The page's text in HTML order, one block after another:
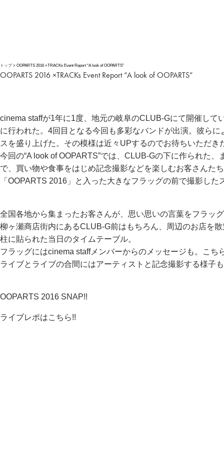
トップ OOPARTS 2016 ×TRACKs Event Report “A look of OOPARTS”
OOPARTS 2016 ×TRACKs Event Report “A look of OOPARTS”
cinema staffが1年に1度、地元の岐阜のCLUB-Gにて開催して
に行われた。4回目となる今回も多彩なバンドが出演。彼ら
スを盛り上げた。その模様は近々UPするのでお待ちいただき
今回の“A look of OOPARTS”では、CLUB-Gの下に作られた
で、買い物や食事をはじめ記念撮影などを楽しむお客さんた
「OOPARTS 2016」と入った大きなフラッグの前で撮影し
全国各地から集まったお客さんが、思い思いの言葉をフラッ
柳ヶ瀬商店街内にあるCLUB-G前はもちろん、周辺のお店を
柱に貼られた当日のタイムテーブル。
フラッグにはcinema staffメンバーからのメッセージも。こち
ライブとライブの合間にはアーティストと記念撮影する様子
OOPARTS 2016 SNAP!!
ライブレポはこちら!!